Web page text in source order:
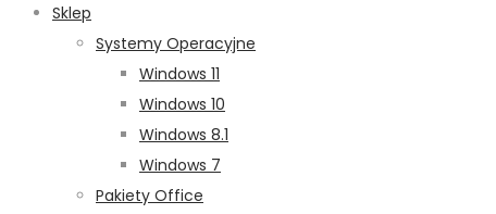
Sklep
Systemy Operacyjne
Windows 11
Windows 10
Windows 8.1
Windows 7
Pakiety Office